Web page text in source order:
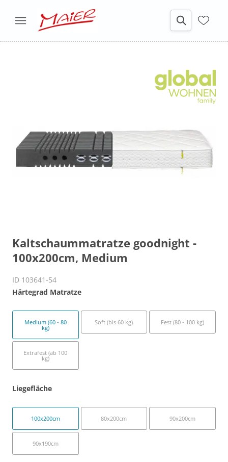
Kaltschaummatratze goodnight -
100x200cm, Medium
ID 103641-54
Härtegrad Matratze
Medium (60 - 80
kg)
Soft (bis 60 kg) Fest (80 - 100 kg)
Extrafest (ab 100
kg)
Liegefläche
100x200cm 80x200cm 90x200cm
90x190cm